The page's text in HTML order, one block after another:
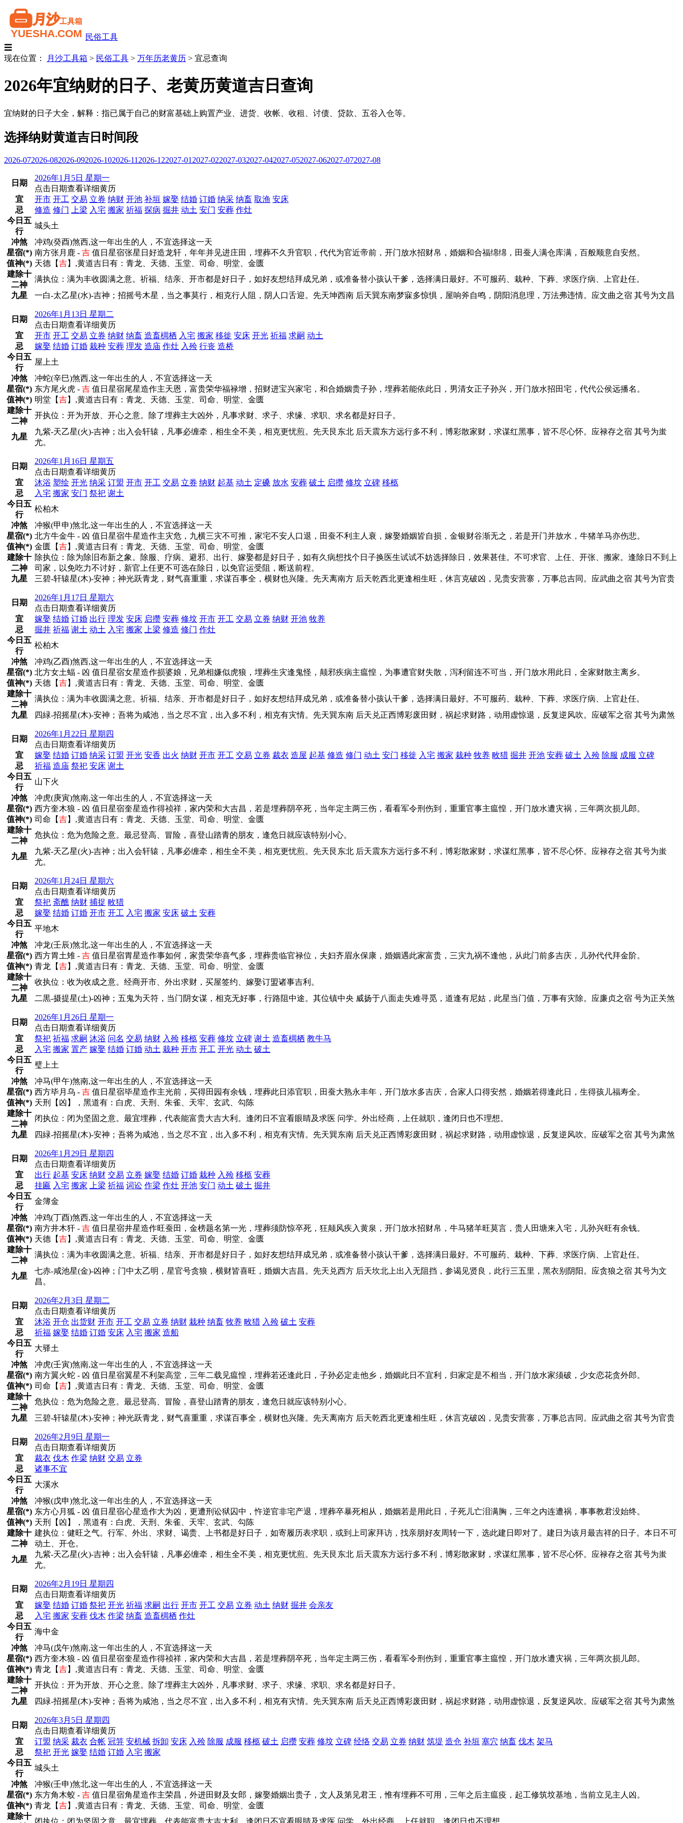
民俗工具
☰
现在位置：
月沙工具箱 > 民俗工具 > 万年历老黄历 > 宜忌查询
2026年宜纳财的日子、老黄历黄道吉日查询
宜纳财的日子大全，解释：指已属于自己的财富基础上购置产业、进货、收帐、收租、讨债、贷款、五谷入仓等。
选择纳财黄道吉日时间段
2026-072026-082026-092026-102026-11 2026-122027-01 2027-022027-032027-042027-052027-062027-072027-08
日期
2026年1月5日 星期一
点击日期查看详细黄历
宜
开市 开工 交易 立券 纳财 开池 补垣 嫁娶 结婚 订婚 纳采 纳畜 取渔 安床
忌
修造 修门 上梁 入宅 搬家 祈福 探病 掘井 动土 安门 安葬 作灶
今日五
行
城头土
冲煞
冲鸡(癸酉)煞西,这一年出生的人，不宜选择这一天
星宿(*) 南方张月鹿 - 吉 值日星宿张星日好造龙轩，年年并见进庄田，埋葬不久升官职，代代为官近帝前，开门放水招财帛，婚姻和合福绵绵，田蚕人满仓库满，百般顺意自安然。
值神(*) 天德【吉】,黄道吉日有：青龙、天德、玉堂、司命、明堂、金匮
建除十
二神
满执位：满为丰收圆满之意。祈福、结亲、开市都是好日子，如好友想结拜成兄弟，或准备替小孩认干爹，选择满日最好。不可服药、栽种、下葬、求医疗病、上官赴任。
九星
一白-太乙星(水)-吉神；招摇号木星，当之事莫行，相克行人阻，阴人口舌迎。先天坤西南 后天巽东南梦寐多惊惧，屋响斧自鸣，阴阳消息理，万法弗违情。应文曲之宿 其号为文昌
日期
2026年1月13日 星期二
点击日期查看详细黄历
宜
开市 开工 交易 立券 纳财 纳畜 造畜椆栖 入宅 搬家 移徙 安床 开光 祈福 求嗣 动土
忌
嫁娶 结婚 订婚 栽种 安葬 理发 造庙 作灶 入殓 行丧 造桥
今日五
行
屋上土
冲煞
冲蛇(辛巳)煞西,这一年出生的人，不宜选择这一天
星宿(*) 东方尾火虎 - 吉 值日星宿尾星造作主天恩，富贵荣华福禄增，招财进宝兴家宅，和合婚姻贵子孙，埋葬若能依此日，男清女正子孙兴，开门放水招田宅，代代公侯远播名。
值神(*) 明堂【吉】,黄道吉日有：青龙、天德、玉堂、司命、明堂、金匮
建除十
二神
开执位：开为开放、开心之意。除了埋葬主大凶外，凡事求财、求子、求缘、求职、求名都是好日子。
九星
九紫-天乙星(火)-吉神；出入会轩辕，凡事必缠牵，相生全不美，相克更忧煎。先天艮东北 后天震东方远行多不利，博彩散家财，求谋红黑事，皆不尽心怀。应禄存之宿 其号为蚩
尤。
日期
2026年1月16日 星期五
点击日期查看详细黄历
宜
沐浴 塑绘 开光 纳采 订盟 开市 开工 交易 立券 纳财 起基 动土 定磉 放水 安葬 破土 启攒 修坟 立碑 移柩
忌
入宅 搬家 安门 祭祀 谢土
今日五
行
松柏木
冲煞
冲猴(甲申)煞北,这一年出生的人，不宜选择这一天
星宿(*) 北方牛金牛 - 凶 值日星宿牛星造作主灾危，九横三灾不可推，家宅不安人口退，田蚕不利主人衰，嫁娶婚姻皆自损，金银财谷渐无之，若是开门并放水，牛猪羊马亦伤悲。
值神(*) 金匮【吉】,黄道吉日有：青龙、天德、玉堂、司命、明堂、金匮
建除十
二神
除执位：除为除旧布新之象。除服、疗病、避邪、出行、嫁娶都是好日子，如有久病想找个日子换医生试试不妨选择除日，效果甚佳。不可求官、上任、开张、搬家。逢除日不到上
司家，以免吃力不讨好，新官上任更不可选在除日，以免官运受阻，断送前程。
九星
三碧-轩辕星(木)-安神；神光跃青龙，财气喜重重，求谋百事全，横财也兴隆。先天离南方 后天乾西北更逢相生旺，休言克破凶，见贵安营寨，万事总吉同。应武曲之宿 其号为官贵
日期
2026年1月17日 星期六
点击日期查看详细黄历
宜
嫁娶 结婚 订婚 出行 理发 安床 启攒 安葬 修坟 开市 开工 交易 立券 纳财 开池 牧养
忌
掘井 祈福 谢土 动土 入宅 搬家 上梁 修造 修门 作灶
今日五
行
松柏木
冲煞
冲鸡(乙酉)煞西,这一年出生的人，不宜选择这一天
星宿(*) 北方女土蝠 - 凶 值日星宿女星造作损婆娘，兄弟相嫌似虎狼，埋葬生灾逢鬼怪，颠邪疾病主瘟惶，为事遭官财失散，泻利留连不可当，开门放水用此日，全家财散主离乡。
值神(*) 天德【吉】,黄道吉日有：青龙、天德、玉堂、司命、明堂、金匮
建除十
二神
满执位：满为丰收圆满之意。祈福、结亲、开市都是好日子，如好友想结拜成兄弟，或准备替小孩认干爹，选择满日最好。不可服药、栽种、下葬、求医疗病、上官赴任。
九星
四緑-招摇星(木)-安神；吾将为咸池，当之尽不宜，出入多不利，相克有灾情。先天巽东南 后天兑正西博彩废田财，祸起求财路，动用虚惊退，反复逆风吹。应破军之宿 其号为肃煞
日期
2026年1月22日 星期四
点击日期查看详细黄历
宜
嫁娶 结婚 订婚 纳采 订盟 开光 安香 出火 纳财 开市 开工 交易 立券 裁衣 造屋 起基 修造 修门 动土 安门 移徙 入宅 搬家 栽种 牧养 畋猎 掘井 开池 安葬 破土 入殓 除服 成服 立碑
忌
祈福 造庙 祭祀 安床 谢土
今日五
行
山下火
冲煞
冲虎(庚寅)煞南,这一年出生的人，不宜选择这一天
星宿(*) 西方奎木狼 - 凶 值日星宿奎星造作得祯祥，家内荣和大吉昌，若是埋葬阴卒死，当年定主两三伤，看看军令刑伤到，重重官事主瘟惶，开门放水遭灾祸，三年两次损儿郎。
值神(*) 司命【吉】,黄道吉日有：青龙、天德、玉堂、司命、明堂、金匮
建除十
二神
危执位：危为危险之意。最忌登高、冒险，喜登山踏青的朋友，逢危日就应该特别小心。
九星
九紫-天乙星(火)-吉神；出入会轩辕，凡事必缠牵，相生全不美，相克更忧煎。先天艮东北 后天震东方远行多不利，博彩散家财，求谋红黑事，皆不尽心怀。应禄存之宿 其号为蚩
尤。
日期
2026年1月24日 星期六
点击日期查看详细黄历
宜
祭祀 斋醮 纳财 捕捉 畋猎
忌
嫁娶 结婚 订婚 开市 开工 入宅 搬家 安床 破土 安葬
今日五
行
平地木
冲煞
冲龙(壬辰)煞北,这一年出生的人，不宜选择这一天
星宿(*) 西方胃土雉 - 吉 值日星宿胃星造作事如何，家贵荣华喜气多，埋葬贵临官禄位，夫妇齐眉永保康，婚姻遇此家富贵，三灾九祸不逢他，从此门前多吉庆，儿孙代代拜金阶。
值神(*) 青龙【吉】,黄道吉日有：青龙、天德、玉堂、司命、明堂、金匮
建除十
二神
收执位：收为收成之意。经商开市、外出求财，买屋签约、嫁娶订盟诸事吉利。
九星
二黒-摄提星(土)-凶神；五鬼为天符，当门阴女谋，相克无好事，行路阻中途。其位镇中央 威扬于八面走失难寻觅，道逢有尼姑，此星当门值，万事有灾除。应廉贞之宿 号为正关煞
日期
2026年1月26日 星期一
点击日期查看详细黄历
宜
祭祀 祈福 求嗣 沐浴 问名 交易 纳财 入殓 移柩 安葬 修坟 立碑 谢土 造畜椆栖 教牛马
忌
入宅 搬家 置产 嫁娶 结婚 订婚 动土 栽种 开市 开工 开光 动土 破土
今日五
行
璧上土
冲煞
冲马(甲午)煞南,这一年出生的人，不宜选择这一天
星宿(*) 西方毕月乌 - 吉 值日星宿毕星造作主光前，买得田园有余钱，埋葬此日添官职，田蚕大熟永丰年，开门放水多吉庆，合家人口得安然，婚姻若得逢此日，生得孩儿福寿全。
值神(*) 天刑【凶】，黑道有：白虎、天刑、朱雀、天牢、玄武、勾陈
建除十
二神
闭执位：闭为坚固之意。最宜埋葬，代表能富贵大吉大利。逢闭日不宜看眼睛及求医 问学。外出经商，上任就职，逢闭日也不理想。
九星
四緑-招摇星(木)-安神；吾将为咸池，当之尽不宜，出入多不利，相克有灾情。先天巽东南 后天兑正西博彩废田财，祸起求财路，动用虚惊退，反复逆风吹。应破军之宿 其号为肃煞
日期
2026年1月29日 星期四
点击日期查看详细黄历
宜
出行 起基 安床 纳财 交易 立券 嫁娶 结婚 订婚 栽种 入殓 移柩 安葬
忌
挂匾 入宅 搬家 上梁 祈福 词讼 作梁 作灶 开池 安门 动土 破土 掘井
今日五
行
金簿金
冲煞
冲鸡(丁酉)煞西,这一年出生的人，不宜选择这一天
星宿(*) 南方井木犴 - 吉 值日星宿井星造作旺蚕田，金榜题名第一光，埋葬须防惊卒死，狂颠风疾入黄泉，开门放水招财帛，牛马猪羊旺莫言，贵人田塘来入宅，儿孙兴旺有余钱。
值神(*) 天德【吉】,黄道吉日有：青龙、天德、玉堂、司命、明堂、金匮
建除十
二神
满执位：满为丰收圆满之意。祈福、结亲、开市都是好日子，如好友想结拜成兄弟，或准备替小孩认干爹，选择满日最好。不可服药、栽种、下葬、求医疗病、上官赴任。
九星
七赤-咸池星(金)-凶神；门中太乙明，星官号贪狼，横财皆喜旺，婚姻大吉昌。先天兑西方 后天坎北上出入无阻挡，参谒见贤良，此行三五里，黑衣别阴阳。应贪狼之宿 其号为文
昌。
日期
2026年2月3日 星期二
点击日期查看详细黄历
宜
沐浴 开仓 出货财 开市 开工 交易 立券 纳财 栽种 纳畜 牧养 畋猎 入殓 破土 安葬
忌
祈福 嫁娶 结婚 订婚 安床 入宅 搬家 造船
今日五
行
大驿土
冲煞
冲虎(壬寅)煞南,这一年出生的人，不宜选择这一天
星宿(*) 南方翼火蛇 - 凶 值日星宿翼星不利架高堂，三年二载见瘟惶，埋葬若还逢此日，子孙必定走他乡，婚姻此日不宜利，归家定是不相当，开门放水家须破，少女恋花贪外郎。
值神(*) 司命【吉】,黄道吉日有：青龙、天德、玉堂、司命、明堂、金匮
建除十
二神
危执位：危为危险之意。最忌登高、冒险，喜登山踏青的朋友，逢危日就应该特别小心。
九星
三碧-轩辕星(木)-安神；神光跃青龙，财气喜重重，求谋百事全，横财也兴隆。先天离南方 后天乾西北更逢相生旺，休言克破凶，见贵安营寨，万事总吉同。应武曲之宿 其号为官贵
日期
2026年2月9日 星期一
点击日期查看详细黄历
宜
裁衣 伐木 作梁 纳财 交易 立券
忌
诸事不宜
今日五
行
大溪水
冲煞
冲猴(戊申)煞北,这一年出生的人，不宜选择这一天
星宿(*) 东方心月狐 - 凶 值日星宿心星造作大为凶，更遭刑讼狱囚中，忤逆官非宅产退，埋葬卒暴死相从，婚姻若是用此日，子死儿亡泪满胸，三年之内连遭祸，事事教君没始终。
值神(*) 天刑【凶】，黑道有：白虎、天刑、朱雀、天牢、玄武、勾陈
建除十
二神
建执位：健旺之气。行军、外出、求财、谒贵、上书都是好日子，如寄履历表求职，或到上司家拜访，找亲朋好友周转一下，选此建日即对了。建日为该月最吉祥的日子。本日不可
动土、开仓。
九星
九紫-天乙星(火)-吉神；出入会轩辕，凡事必缠牵，相生全不美，相克更忧煎。先天艮东北 后天震东方远行多不利，博彩散家财，求谋红黑事，皆不尽心怀。应禄存之宿 其号为蚩
尤。
日期
2026年2月19日 星期四
点击日期查看详细黄历
宜
嫁娶 结婚 订婚 祭祀 开光 祈福 求嗣 出行 开市 开工 交易 立券 动土 纳财 掘井 会亲友
忌
入宅 搬家 安葬 伐木 作梁 纳畜 造畜椆栖 作灶
今日五
行
海中金
冲煞
冲马(戊午)煞南,这一年出生的人，不宜选择这一天
星宿(*) 西方奎木狼 - 凶 值日星宿奎星造作得祯祥，家内荣和大吉昌，若是埋葬阴卒死，当年定主两三伤，看看军令刑伤到，重重官事主瘟惶，开门放水遭灾祸，三年两次损儿郎。
值神(*) 青龙【吉】,黄道吉日有：青龙、天德、玉堂、司命、明堂、金匮
建除十
二神
开执位：开为开放、开心之意。除了埋葬主大凶外，凡事求财、求子、求缘、求职、求名都是好日子。
九星
四緑-招摇星(木)-安神；吾将为咸池，当之尽不宜，出入多不利，相克有灾情。先天巽东南 后天兑正西博彩废田财，祸起求财路，动用虚惊退，反复逆风吹。应破军之宿 其号为肃煞
日期
2026年3月5日 星期四
点击日期查看详细黄历
宜
订盟 纳采 裁衣 合帐 冠笄 安机械 拆卸 安床 入殓 除服 成服 移柩 破土 启攒 安葬 修坟 立碑 经络 交易 立券 纳财 筑堤 造仓 补垣 塞穴 纳畜 伐木 架马
忌
祭祀 开光 嫁娶 结婚 订婚 入宅 搬家
今日五
行
城头土
冲煞
冲猴(壬申)煞北,这一年出生的人，不宜选择这一天
星宿(*) 东方角木蛟 - 吉 值日星宿角星造作主荣昌，外进田财及女郎，嫁娶婚姻出贵子，文人及第见君王，惟有埋葬不可用，三年之后主瘟疫，起工修筑坟基地，当前立见主人凶。
值神(*) 青龙【吉】,黄道吉日有：青龙、天德、玉堂、司命、明堂、金匮
建除十
闭执位：闭为坚固之意。最宜埋葬，代表能富贵大吉大利。逢闭日不宜看眼睛及求医 问学。外出经商，上任就职，逢闭日也不理想。